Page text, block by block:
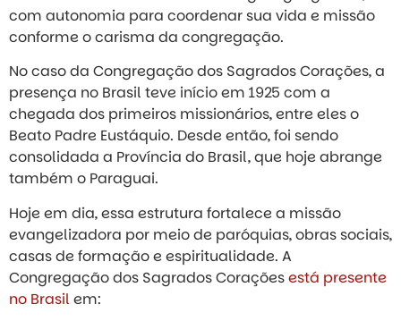
com autonomia para coordenar sua vida e missão
conforme o carisma da congregação.
No caso da Congregação dos Sagrados Corações, a
presença no Brasil teve início em 1925 com a
chegada dos primeiros missionários, entre eles o
Beato Padre Eustáquio. Desde então, foi sendo
consolidada a Província do Brasil, que hoje abrange
também o Paraguai.
Hoje em dia, essa estrutura fortalece a missão
evangelizadora por meio de paróquias, obras sociais,
casas de formação e espiritualidade. A
Congregação dos Sagrados Coraçõesestá presente
no Brasil em: